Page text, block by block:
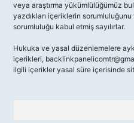
veya araştırma yükümlülüğümüz
yazdıkları içeriklerin
sorumluluğu kabul etmiş sayılırlar.
Hukuka ve yasal düzenlemelere
içerikleri,
ilgili içerikler yasal süre içerisinde